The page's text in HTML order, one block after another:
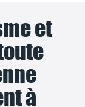
et
à